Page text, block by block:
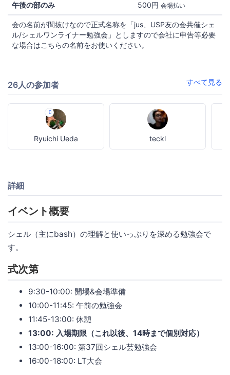
午後の部のみ 500円 会場払い
会の名前が間抜けなので正式名称を「jus、USP友の会共催シェ
ル/シェルワンライナー勉強会」としますので会社に申告等必要
な場合はこちらの名前をお使いください。
26人の参加者 すべて見る
Ryuichi Ueda teckl
詳細
イベント概要
シェル（主にbash）の理解と使いっぷりを深める勉強会で
す。
式次第
9:30-10:00: 開場&会場準備
10:00-11:45: 午前の勉強会
11:45-13:00: 休憩
13:00: 入場期限（これ以後、14時まで個別対応）
13:00-16:00: 第37回シェル芸勉強会
16:00-18:00: LT大会